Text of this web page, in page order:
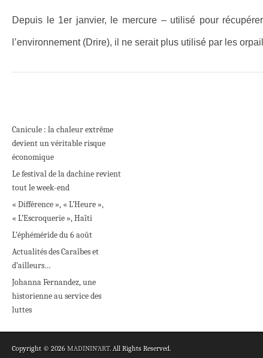
Depuis le 1er janvier, le mercure – utilisé pour
l’environnement (Drire), il ne serait plus utilisé par les
Canicule : la chaleur extrême
devient un véritable risque
économique
Le festival de la dachine revient
tout le week-end
« Différence », « L’Heure »,
« L’Escroquerie », Haïti
L’éphéméride du 6 août
Actualités des Caraïbes et
d’ailleurs…
Johanna Fernandez, une
historienne au service des
luttes
Copyright © 2026 MADININ'ART. All Rights Reserved.